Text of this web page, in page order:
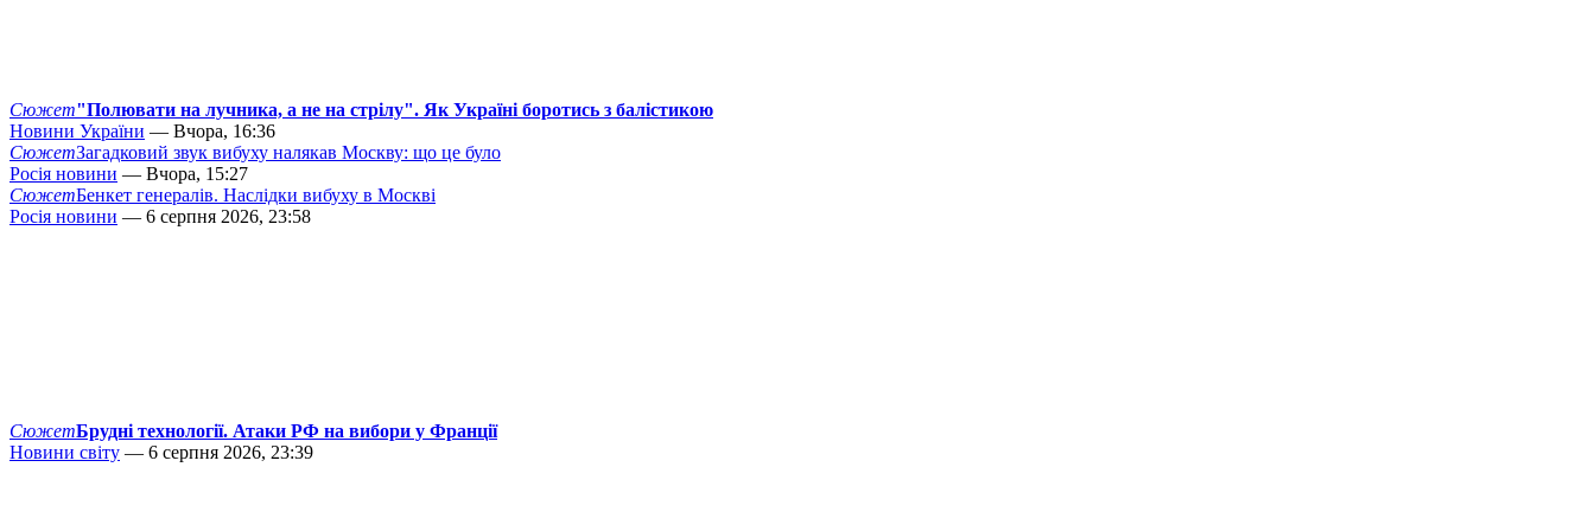
Сюжет"Полювати на лучника, а не на стрілу". Як Україні боротись з балістикою
Новини України — Вчора, 16:36
СюжетЗагадковий звук вибуху налякав Москву: що це було
Росія новини — Вчора, 15:27
СюжетБенкет генералів. Наслідки вибуху в Москві
Росія новини — 6 серпня 2026, 23:58
СюжетБрудні технології. Атаки РФ на вибори у Франції
Новини світу — 6 серпня 2026, 23:39